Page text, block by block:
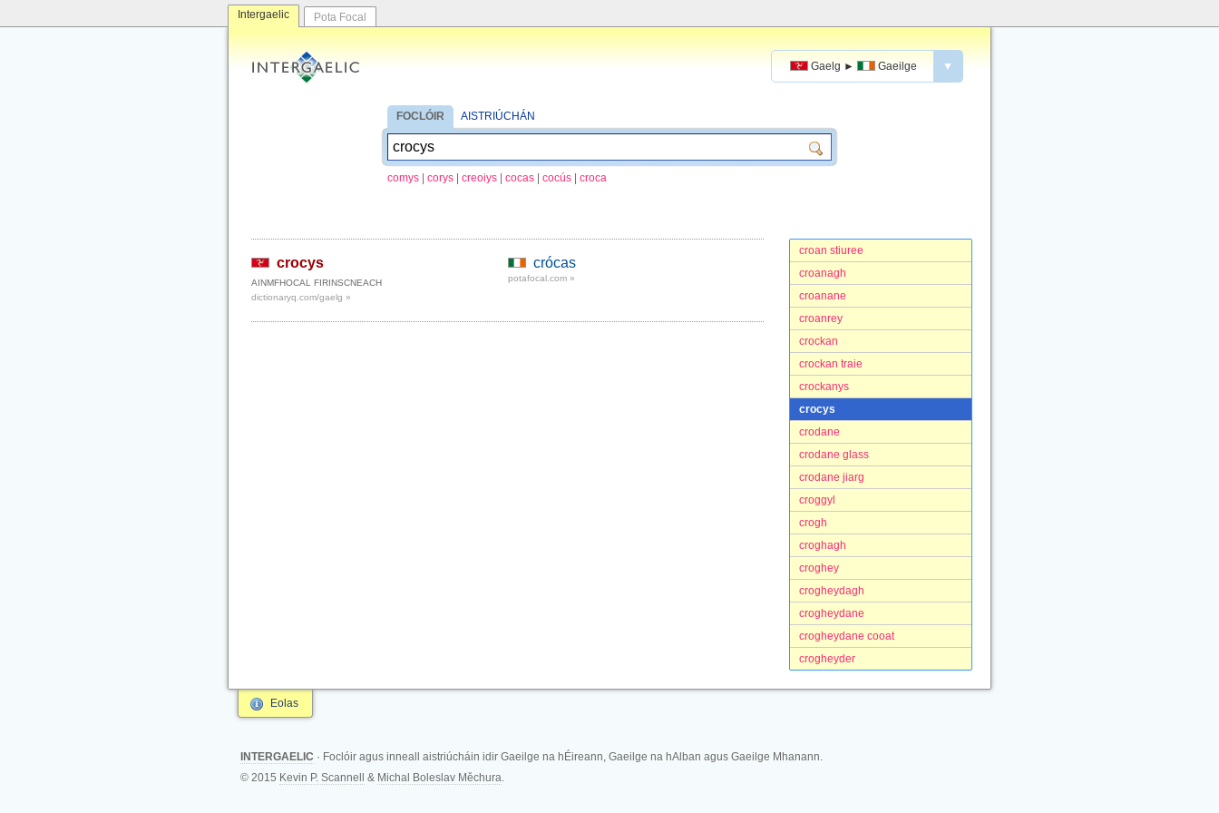
Intergaelic Pota Focal
Gaelg ► Gaeilge ▼
FOCLÓIR AISTRIÚCHÁN
comys corys creoiys cocas cocús croca
croan stiuree
croanagh
croanane
croanrey
crockan
crockan traie
crockanys
crocys
crodane
crodane glass
crodane jiarg
croggyl
crogh
croghagh
croghey
crogheydagh
crogheydane
crogheydane cooat
crogheyder
crocys
AINMFHOCAL FIRINSCNEACH
dictionaryq.com/gaelg »
crócas
potafocal.com »
Eolas
INTERGAELIC · Foclóir agus inneall aistriúcháin idir Gaeilge na hÉireann, Gaeilge na hAlban agus Gaeilge Mhanann.
© 2015 Kevin P. Scannell & Michal Boleslav Měchura.